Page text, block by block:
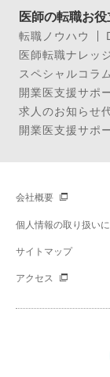
医師の転職お
転職ノウハウ
医師転職ナレッ
スペシャルコラ
開業医支援サポ
求人のお知らせ
開業医支援サポ
会社概要
個人情報の取り扱い
サイトマップ
アクセス